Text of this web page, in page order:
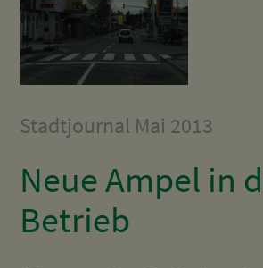
Stadtjournal Mai 2013
Neue Ampel in
Betrieb